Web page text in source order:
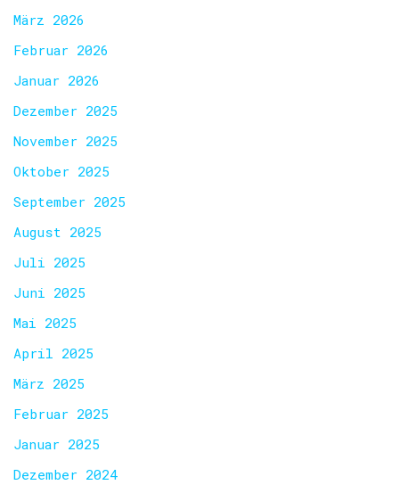
März 2026
Februar 2026
Januar 2026
Dezember 2025
November 2025
Oktober 2025
September 2025
August 2025
Juli 2025
Juni 2025
Mai 2025
April 2025
März 2025
Februar 2025
Januar 2025
Dezember 2024